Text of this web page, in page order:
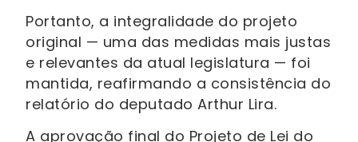
Portanto, a integralidade do projeto
original — uma das medidas mais justas
e relevantes da atual legislatura — foi
mantida, reafirmando a consistência do
relatório do deputado Arthur Lira.
A aprovação final do Projeto de Lei do